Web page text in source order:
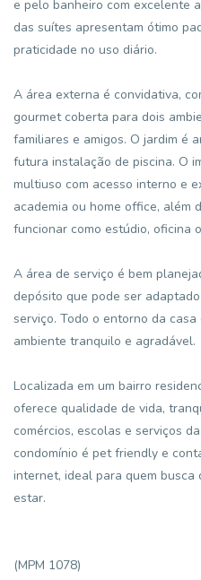
e pelo banheiro com excelente
das suítes apresentam ótimo
praticidade no uso diário.
A área externa é convidativa,
gourmet coberta para dois
familiares e amigos. O jardim é
futura instalação de piscina. O
multiuso com acesso interno e
academia ou home office, além
funcionar como estúdio, oficina
A área de serviço é bem
depósito que pode ser
serviço. Todo o entorno da
ambiente tranquilo e agradável.
Localizada em um bairro
oferece qualidade de vida,
comércios, escolas e serviços
condomínio é pet friendly e
internet, ideal para quem
estar.
(MPM 1078)